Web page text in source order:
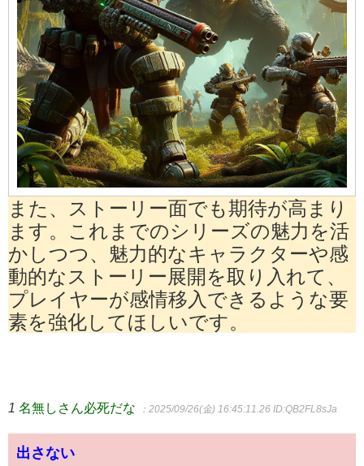
また、ストーリー面でも期待が高まり
ます。これまでのシリーズの魅力を活
かしつつ、魅力的なキャラクターや感
動的なストーリー展開を取り入れて、
プレイヤーが感情移入できるような要
素を強化してほしいです。
1 名無しさん必死だな ：2025/09/26(金) 16:45:11.26 ID:QB2FL8sJa
出さない